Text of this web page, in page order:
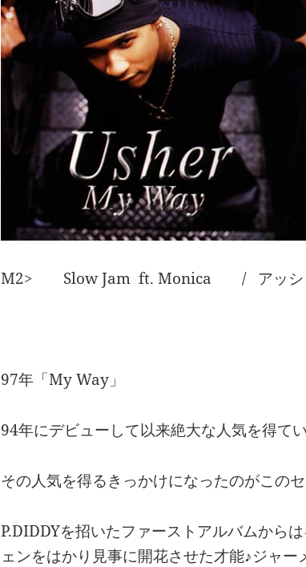
M2> Slow Jam ft. Monica / アッシ
97年「My Way」
94年にデビューして以来絶大な人気を得て
その人気を得るきっかけになったのがこの
P.DIDDYを招いたファーストアルバムから
ェンをはかり見事に開花させた才能♪ジャ